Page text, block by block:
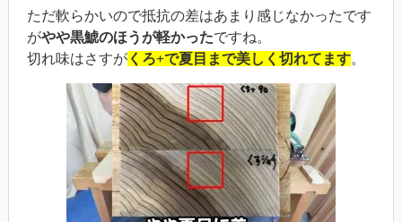
ただ軟らかいので抵抗の差はあまり感じなかったです
がやや黒鯱のほうが軽かったですね。
切れ味はさすがくろ+で夏目まで美しく切れてます。